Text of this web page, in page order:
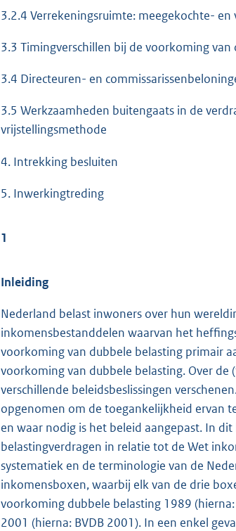
3.2.4 Verrekeningsruimte: meegekochte- en
3.3 Timingverschillen bij de voorkoming van
3.4 Directeuren- en
3.5 Werkzaamheden buitengaats in de
vrijstellingsmethode
4. Intrekking besluiten
5. Inwerkingtreding
1
Inleiding
Nederland belast inwoners over hun
inkomensbestanddelen waarvan het
voorkoming van dubbele belasting primair
voorkoming van dubbele belasting. Over
verschillende beleidsbeslissingen
opgenomen om de toegankelijkheid ervan
en waar nodig is het beleid aangepast. In
belastingverdragen in relatie tot de Wet
systematiek en de terminologie van de
inkomensboxen, waarbij elk van de drie
voorkoming dubbele belasting 1989
2001 (hierna: BVDB 2001). In een enkel